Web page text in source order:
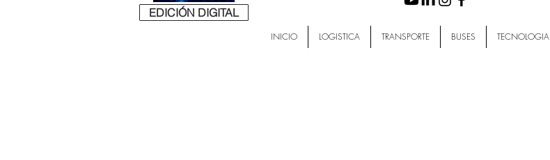
EDICIÓN DIGITAL
INICIO LOGISTICA TRANSPORTE BUSES TECNOLOGIA